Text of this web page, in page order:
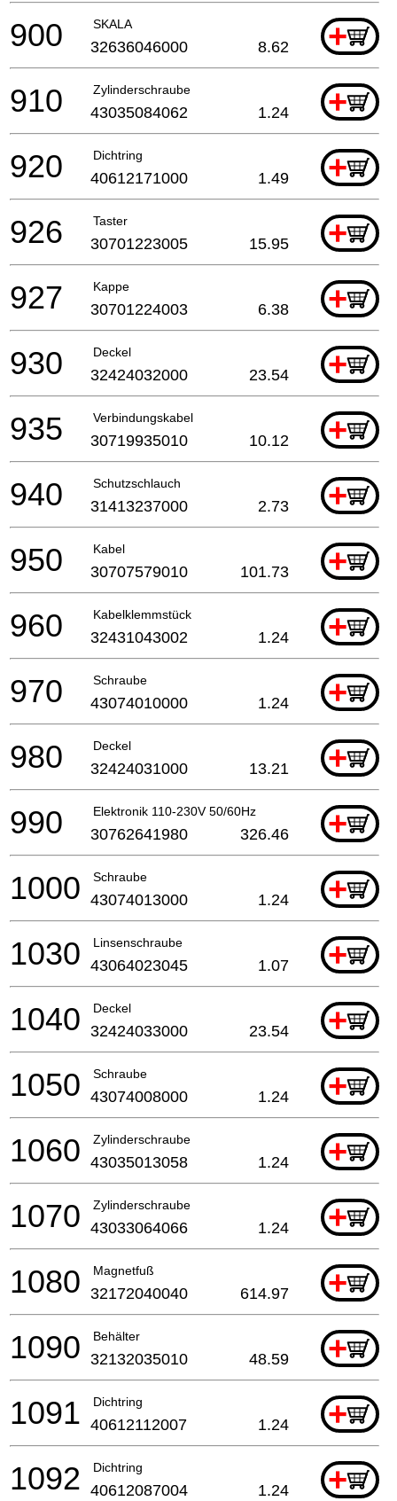
SKALA +
900 32636046000 8.62
Zylinderschraube +
910 43035084062 1.24
Dichtring +
920 40612171000 1.49
Taster +
926 30701223005 15.95
Kappe +
927 30701224003 6.38
Deckel +
930 32424032000 23.54
Verbindungskabel +
935 30719935010 10.12
Schutzschlauch +
940 31413237000 2.73
Kabel +
950 30707579010 101.73
Kabelklemmstück +
960 32431043002 1.24
Schraube +
970 43074010000 1.24
Deckel +
980 32424031000 13.21
Elektronik 110-230V 50/60Hz +
990 30762641980 326.46
Schraube +
1000 43074013000 1.24
Linsenschraube +
1030 43064023045 1.07
Deckel +
1040 32424033000 23.54
Schraube +
1050 43074008000 1.24
Zylinderschraube +
1060 43035013058 1.24
Zylinderschraube +
1070 43033064066 1.24
Magnetfuß +
1080 32172040040 614.97
Behälter +
1090 32132035010 48.59
Dichtring +
1091 40612112007 1.24
Dichtring +
1092 40612087004 1.24